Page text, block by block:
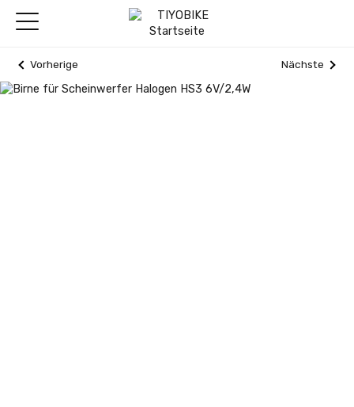
Vorherige Nächste